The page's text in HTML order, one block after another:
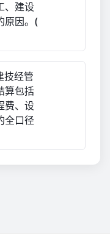
、建设
原因。(
技经管
算包括
费、设
全口径